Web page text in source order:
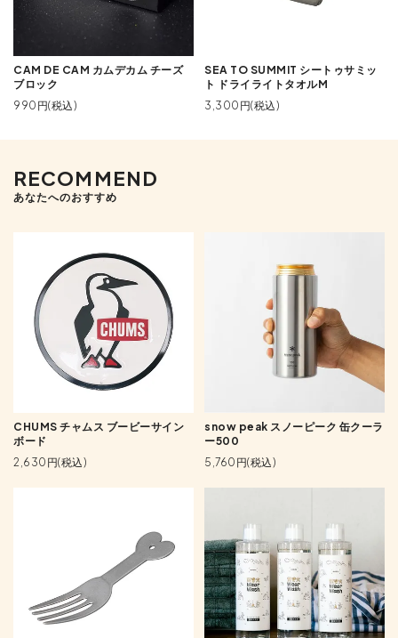
CAM DE CAM カムデカム チーズ
ブロック
990円(税込)
SEA TO SUMMIT シートゥサミッ
ト ドライライトタオルM
3,300円(税込)
RECOMMEND
あなたへのおすすめ
CHUMS チャムス ブービーサイン
ボード
2,630円(税込)
snow peak スノーピーク 缶クーラ
ー500
5,760円(税込)